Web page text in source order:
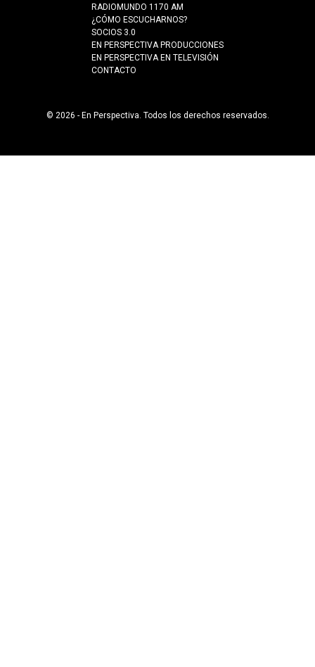
RADIOMUNDO 1170 AM
¿CÓMO ESCUCHARNOS?
SOCIOS 3.0
EN PERSPECTIVA PRODUCCIONES
EN PERSPECTIVA EN TELEVISIÓN
CONTACTO
© 2026 - En Perspectiva. Todos los derechos reservados.